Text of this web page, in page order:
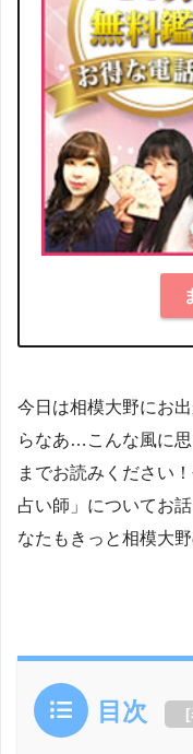
今日は相模大野にお
らなあ…こんな風に
までお読みください
占い師」についてお
なたもきっと相模大
目次 [